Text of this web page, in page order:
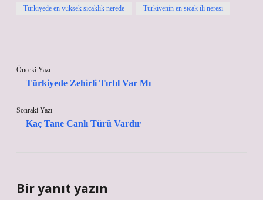
Türkiyede en yüksek sıcaklık nerede Türkiyenin en sıcak ili neresi
Önceki Yazı
Türkiyede Zehirli Tırtıl Var Mı
Sonraki Yazı
Kaç Tane Canlı Türü Vardır
Bir yanıt yazın